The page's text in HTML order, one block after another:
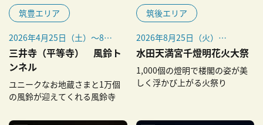
筑豊エリア
2026年4月25日（土）～8月
31日（月）
※ライトアップは8月29日
（土）・30日（日）19:00～
21:00
三井寺（平等寺） 風鈴ト
ンネル
ユニークなお地蔵さまと1万個
の風鈴が迎えてくれる風鈴寺
筑後エリア
2026年8月25日（火）
※毎年8月25日開催
延期
水田天満宮千燈明花火大祭
1,000個の燈明で楼閣の姿が美
しく浮かび上がる火祭り